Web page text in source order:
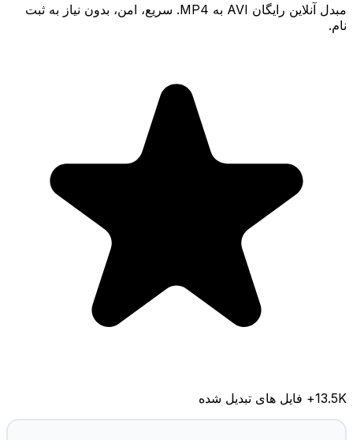
مبدل آنلاین رایگان AVI به MP4. سریع، امن، بدون نیاز به ثبت
نام.
13.5K+ فایل های تبدیل شده